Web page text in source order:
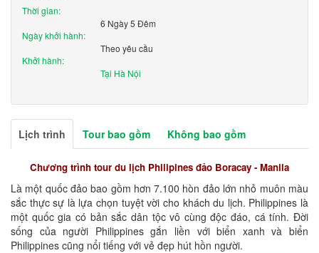
Thời gian:
6 Ngày 5 Đêm
Ngày khởi hành:
Theo yêu cầu
Khởi hành:
Tại Hà Nội
Lịch trình Tour bao gồm Không bao gồm
Chương trình tour du lịch Philipines đảo Boracay - Manila
Là một quốc đảo bao gồm hơn 7.100 hòn đảo lớn nhỏ muôn màu
sắc thực sự là lựa chọn tuyệt vời cho khách du lịch. Philippines là
một quốc gia có bản sắc dân tộc vô cùng độc đáo, cá tính. Đời
sống của người Philippines gắn liền với biển xanh và biển
Philippines cũng nổi tiếng với vẻ đẹp hút hồn người.